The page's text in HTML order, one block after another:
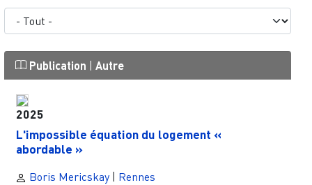
Publication | Autre
2025
L'impossible équation du logement «
abordable »
Boris Mericskay| Rennes